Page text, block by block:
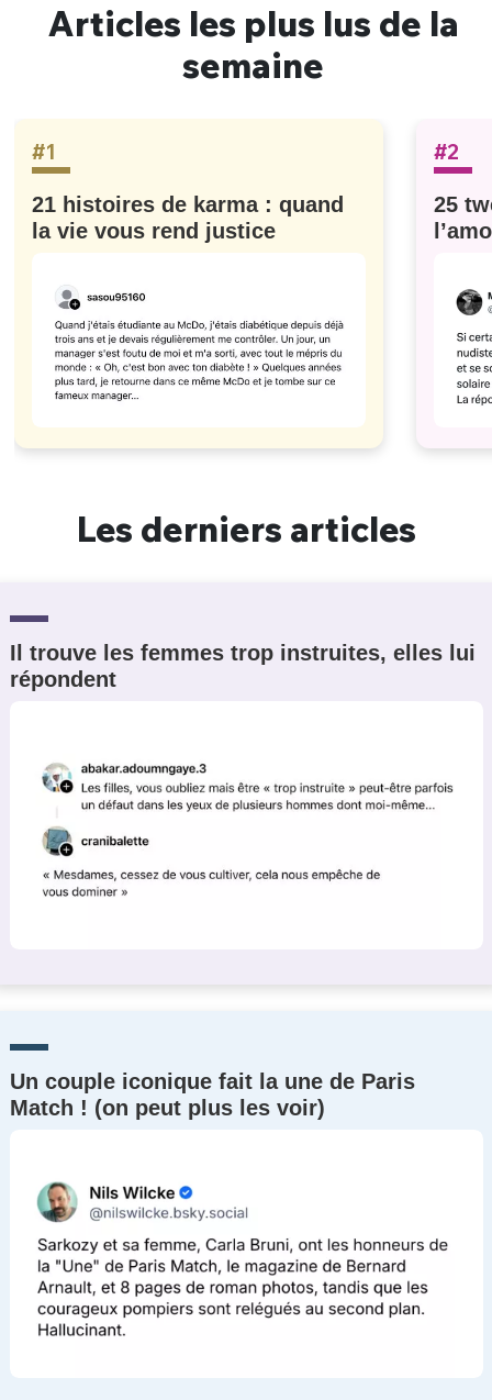
Articles les plus lus de la
semaine
#1
21 histoires de karma : quand
la vie vous rend justice
#2
25
Les derniers articles
Il trouve les femmes trop instruites, elles lui
répondent
Un couple iconique fait la une de Paris
Match ! (on peut plus les voir)